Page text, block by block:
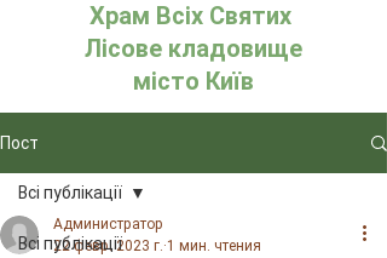
Храм Всіх Святих
Лісове кладовище
місто Київ
Пост
Всі публікації
Всі публікації
Администратор
22 февр. 2023 г. 1 мин. чтения